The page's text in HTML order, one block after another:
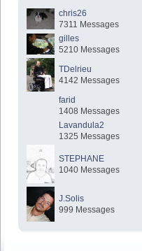
chris26
7311 Messages
gilles
5210 Messages
TDelrieu
4142 Messages
farid
1408 Messages
Lavandula2
1325 Messages
STEPHANE
1040 Messages
J.Solis
999 Messages